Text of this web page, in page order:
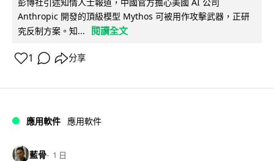
Anthropic 開發的頂級模型 Mythos 可被用作攻擊武器，正研
究反制方案。知...
閱讀全文
1 分享
應用軟件 應用軟件
藍骨 1 日